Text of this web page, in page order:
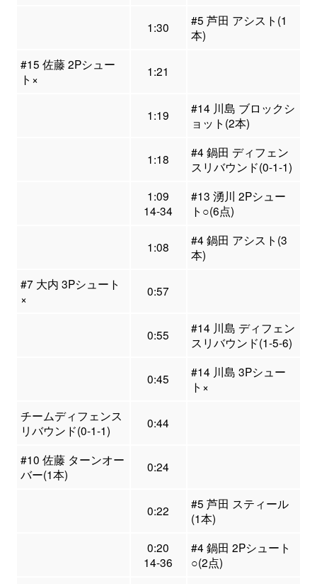
1:30
#5 芦田 アシスト(1
本)
#15 佐藤 2Pシュー
ト×
1:21
1:19
#14 川島 ブロックシ
ョット(2本)
1:18
#4 鍋田 ディフェン
スリバウンド(0-1-1)
1:09
14-34
#13 湧川 2Pシュー
ト○(6点)
1:08
#4 鍋田 アシスト(3
本)
#7 大内 3Pシュート
×
0:57
0:55
#14 川島 ディフェン
スリバウンド(1-5-6)
0:45
#14 川島 3Pシュー
ト×
チームディフェンス
リバウンド(0-1-1)
0:44
#10 佐藤 ターンオー
バー(1本)
0:24
0:22
#5 芦田 スティール
(1本)
0:20
14-36
#4 鍋田 2Pシュート
○(2点)